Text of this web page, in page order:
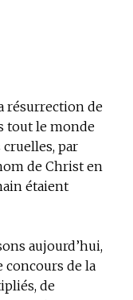
résurrection de
tout le monde
cruelles, par
de Christ en
étaient
aujourd’hui,
concours de la
de